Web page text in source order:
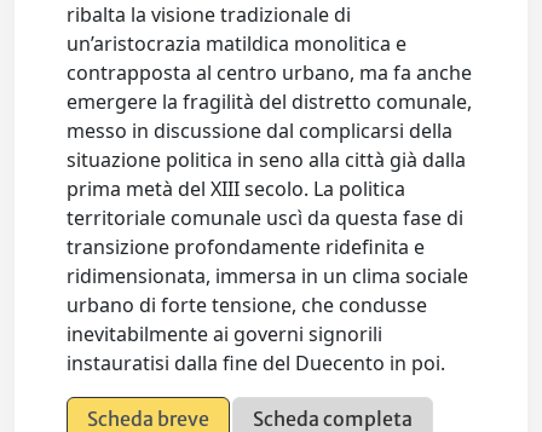
ribalta la visione tradizionale di
un’aristocrazia matildica monolitica e
contrapposta al centro urbano, ma fa anche
emergere la fragilità del distretto comunale,
messo in discussione dal complicarsi della
situazione politica in seno alla città già dalla
prima metà del XIII secolo. La politica
territoriale comunale uscì da questa fase di
transizione profondamente ridefinita e
ridimensionata, immersa in un clima sociale
urbano di forte tensione, che condusse
inevitabilmente ai governi signorili
instauratisi dalla fine del Duecento in poi.
Scheda breve
Scheda completa